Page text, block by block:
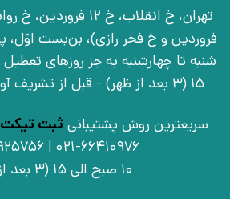
15 (3 بعد از ظهر) - قبل از تشریف آوردن تماس بگیرید
سریعترین روش پشتیبانی ثبت تیکت
021-66410976 | 09030925756
10 صبح الی 15 (3 بعد از ظهر)